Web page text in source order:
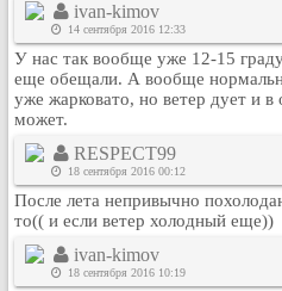
Регистрация
Забыли пароль?
Данные авторизации одинаковые с
сайтом 7ooo.ru
Форумы
Главная
Поиск
Новые сообщения
Беседы
Игры
ivan-kimov
14 сентября 2016 12:33
У нас так вообще уже 12-15
еще обещали. А вообще
уже жарковато, но ветер дует и
может.
RESPECT99
18 сентября 2016 00:12
После лета непривычно
то(( и если ветер холодный еще))
ivan-kimov
18 сентября 2016 10:19